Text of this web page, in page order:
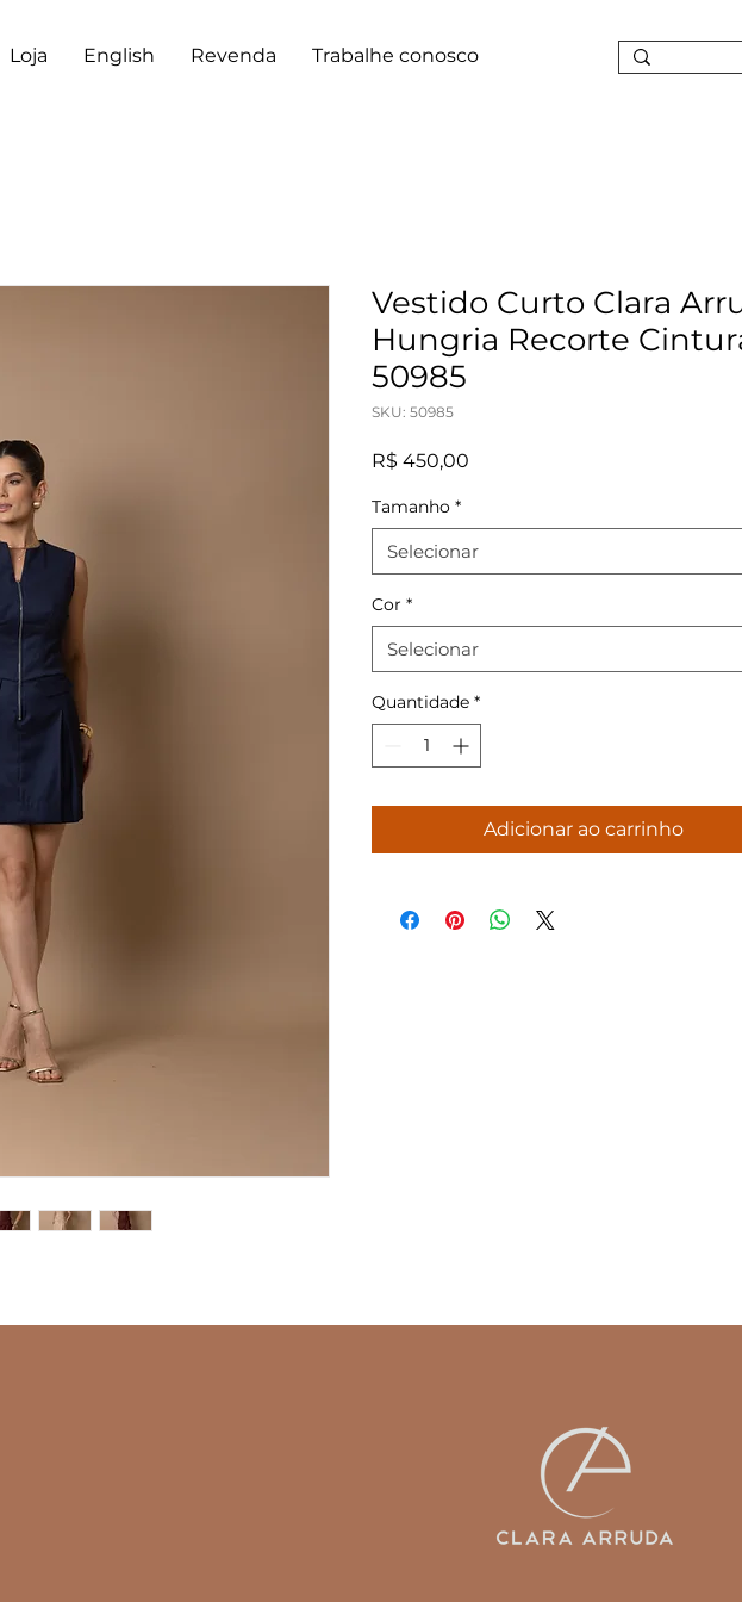
Loja English Revenda Trabalhe conosco
Vestido Curto Clara
Hungria Recorte
50985
SKU: 50985
R$ 450,00
Tamanho *
Selecionar
Cor *
Selecionar
Quantidade *
Adicionar ao carrinho